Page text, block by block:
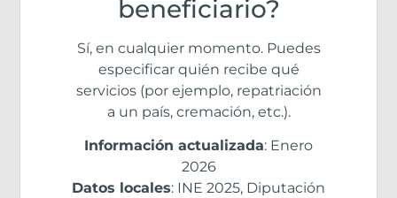
beneficiario?
Sí, en cualquier momento. Puedes
especificar quién recibe qué
servicios (por ejemplo, repatriación
a un país, cremación, etc.).
Información actualizada: Enero
2026
Datos locales: INE 2025, Diputación